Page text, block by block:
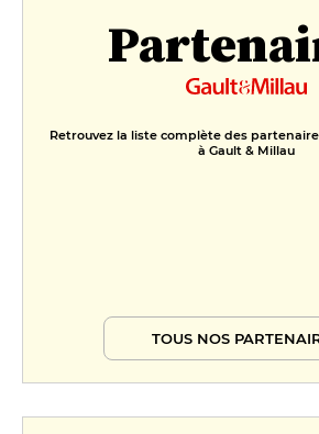
Retrouvez la liste complète des
à Gault & Millau
TOUS NOS